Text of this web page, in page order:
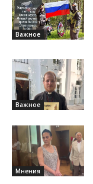
Важное
Важное
Мнения